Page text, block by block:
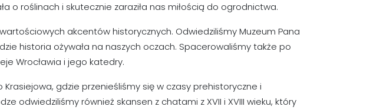
o roślinach i skutecznie zaraziła nas miłością do ogrodnictwa.
akcentów historycznych. Odwiedziliśmy Muzeum Pana
historia ożywała na naszych oczach. Spacerowaliśmy także po
Wrocławia i jego katedry.
gdzie przenieśliśmy się w czasy prehistoryczne i
odwiedziliśmy również skansen z chatami z XVII i XVIII wieku, który